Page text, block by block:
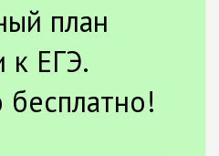
план
к ЕГЭ.